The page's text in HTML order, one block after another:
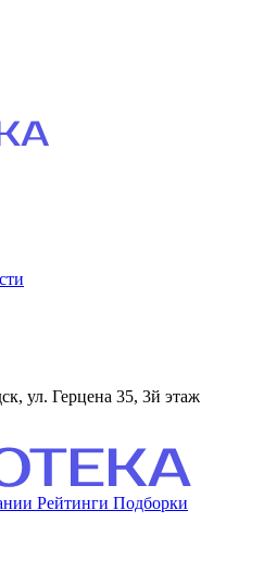
ул. Герцена 35, 3й этаж
Рейтинги Подборки